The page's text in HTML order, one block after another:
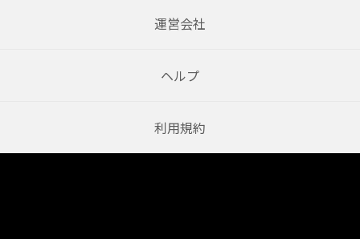
運営会社
ヘルプ
利用規約